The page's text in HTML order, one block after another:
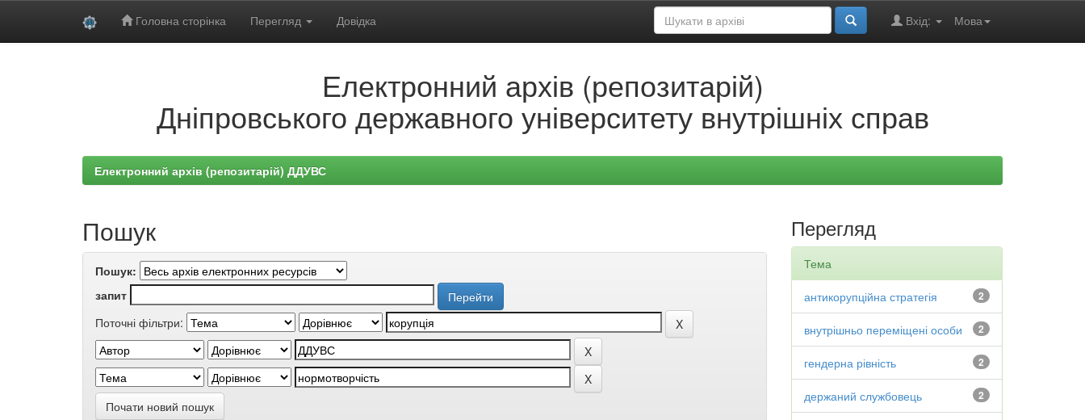
Головна сторінка Перегляд Довідка Мова
Вхід:
Електронний архів (репозитарій)
Дніпровського державного університету внутрішніх справ
Електронний архів (репозитарій) ДДУВС
Пошук
Пошук:
запит
Поточні фільтри:
Почати новий пошук
Перегляд
Тема
2
антикорупційна стратегія
2
внутрішньо переміщені особи
2
гендерна рівність
2
держаний службовець